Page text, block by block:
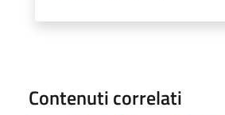
Contenuti correlati